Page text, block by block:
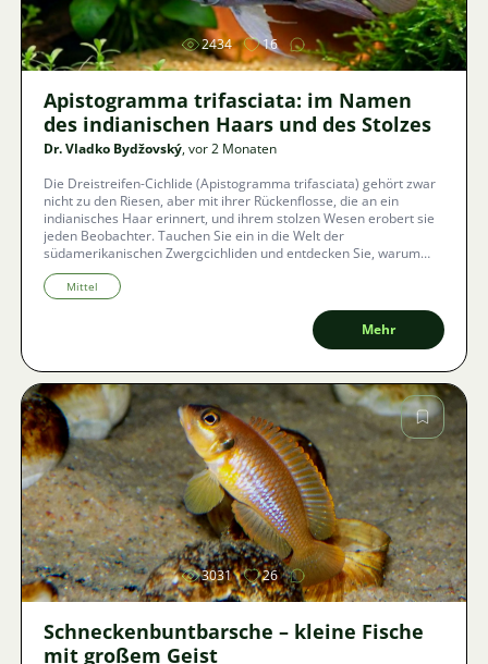
2434 16
Apistogramma trifasciata: im Namen
des indianischen Haars und des Stolzes
Dr. Vladko Bydžovský, vor 2 Monaten
Die Dreistreifen-Cichlide (Apistogramma trifasciata) gehört zwar
nicht zu den Riesen, aber mit ihrer Rückenflosse, die an ein
indianisches Haar erinnert, und ihrem stolzen Wesen erobert sie
jeden Beobachter. Tauchen Sie ein in die Welt der
südamerikanischen Zwergcichliden und entdecken Sie, warum
dieses Juwel aus dem Einzugsgebiet des Rio Paraguay eine
Herausforderung darstellt, die sich lohnt, trotz ihres langsameren
Wachstums und spezifischer Anforderungen an die
Mittel
Mehr
Bild
3031 26
Schneckenbuntbarsche – kleine Fische
mit großem Geist